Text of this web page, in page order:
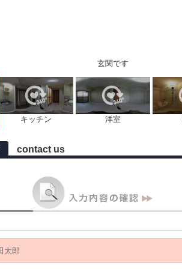
玄関です
キッチン 洋室
contact us